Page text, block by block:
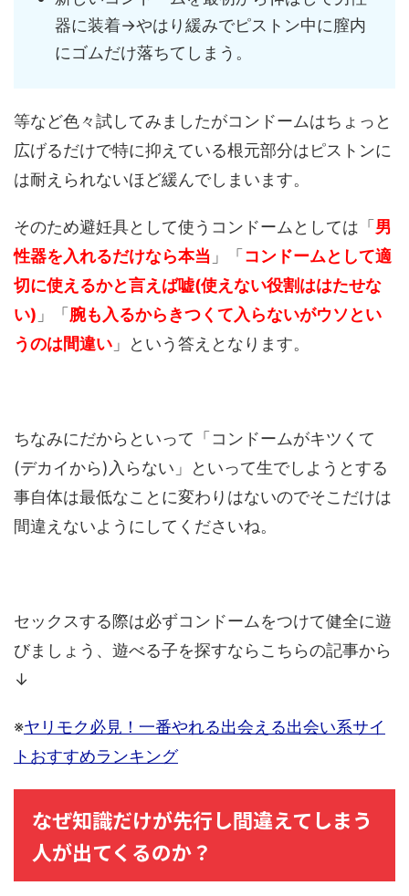
器に装着→やはり緩みでピストン中に膣内
にゴムだけ落ちてしまう。
等など色々試してみましたがコンドームはちょっと
広げるだけで特に抑えている根元部分はピストンに
は耐えられないほど緩んでしまいます。
そのため避妊具として使うコンドームとしては「 男
性器を入れるだけなら本当 」「 コンドームとして適
切に使えるかと言えば嘘(使えない役割ははたせな
い) 」「 腕も入るからきつくて入らないがウソとい
うのは間違い 」という答えとなります。
ちなみにだからといって「コンドームがキツくて
(デカイから)入らない」といって生でしようとする
事自体は最低なことに変わりはないのでそこだけは
間違えないようにしてくださいね。
セックスする際は必ずコンドームをつけて健全に遊
びましょう、遊べる子を探すならこちらの記事から
↓
※ヤリモク必見！一番やれる出会える出会い系サイ
トおすすめランキング
なぜ知識だけが先行し間違えてしまう
人が出てくるのか？